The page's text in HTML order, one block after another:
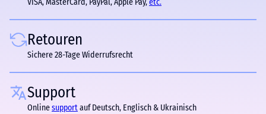
VISA, MasterCard, PayPal, Apple Pay,etc.
Retouren
Sichere 28-Tage Widerrufsrecht
Support
Onlinesupportauf Deutsch, Englisch & Ukrainisch